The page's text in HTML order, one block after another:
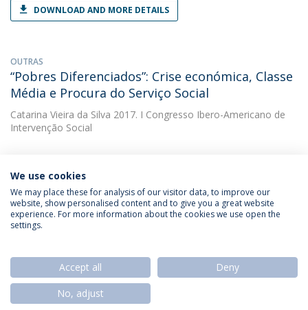
DOWNLOAD AND MORE DETAILS
OUTRAS
“Pobres Diferenciados”: Crise económica, Classe
Média e Procura do Serviço Social
Catarina Vieira da Silva 2017. I Congresso Ibero-Americano de
Intervenção Social
Política de Privacidade
Termos & Condições
© 2026 Universidade Católica Portuguesa
We use cookies
We may place these for analysis of our visitor data, to improve our
website, show personalised content and to give you a great website
experience. For more information about the cookies we use open the
settings.
Accept all
Deny
No, adjust